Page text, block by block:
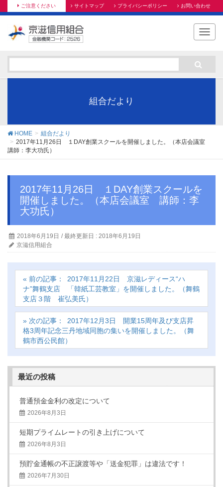
ご注意ください サイトマップ プライバシーポリシー お問い合わせ
T
l
g
i
組合だより
HOME
組合だより
2017年11月26日 １DAY創業スクールを開催しました。（本店会議室
講師：李大功氏）
2017年11月26日 １DAY創業スクールを
開催しました。（本店会議室 講師：李
大功氏）
2018年6月19日 / 最終更新日 : 2018年6月19日
京滋信用組合
2017年11月22日 京滋レディース“ハ
ナ”舞鶴支店 「韓紙工芸教室」を開催しました。（舞鶴
支店３階 崔弘美氏）
2017年12月3日 開業15周年及び支店昇
格3周年記念三丹地域同胞の集いを開催しました。（舞
鶴市西公民館）
最近の投稿
普通預金金利の改定について
2026年8月3日
短期プライムレートの引き上げについて
2026年8月3日
預貯金通帳の不正譲渡等や「送金犯罪」は違法です！
2026年7月30日